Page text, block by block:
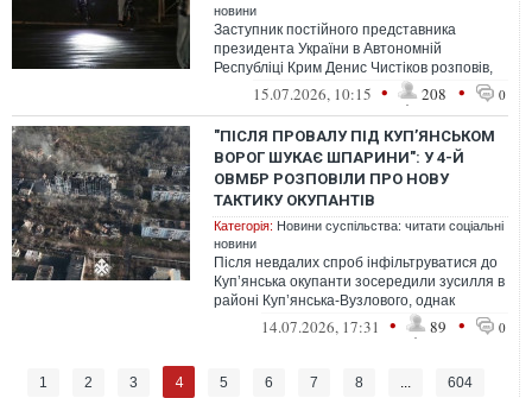
новини
Заступник постійного представника
президента України в Автономній
Республіці Крим Денис Чистіков розповів,
що у трьох районах Криму зараз немає
15.07.2026, 10:15 • 208 • 0
"ПІСЛЯ ПРОВАЛУ ПІД КУП’ЯНСЬКОМ
ВОРОГ ШУКАЄ ШПАРИНИ": У 4-Й
ОВМБР РОЗПОВІЛИ ПРО НОВУ
ТАКТИКУ ОКУПАНТІВ
Категорія: Новини суспільства: читати соціальні
новини
Після невдалих спроб інфільтруватися до
Куп’янська окупанти зосередили зусилля в
районі Куп’янська-Вузлового, однак
просунутися їм не вдалося.
14.07.2026, 17:31 • 89 • 0
1 2 3 4 5 6 7 8 ... 604